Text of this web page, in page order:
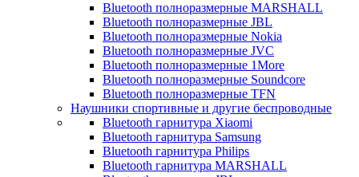
Bluetooth полноразмерные MARSHALL
Bluetooth полноразмерные JBL
Bluetooth полноразмерные Nokia
Bluetooth полноразмерные JVC
Bluetooth полноразмерные 1More
Bluetooth полноразмерные Soundcore
Bluetooth полноразмерные TFN
Наушники спортивные и другие беспроводные
Bluetooth гарнитура Xiaomi
Bluetooth гарнитура Samsung
Bluetooth гарнитура Philips
Bluetooth гарнитура MARSHALL